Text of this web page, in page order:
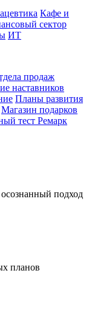
Кафе и
сектор
ИТ
продаж
наставников
Планы развития
Магазин подарков
тест Ремарк
подход
планов